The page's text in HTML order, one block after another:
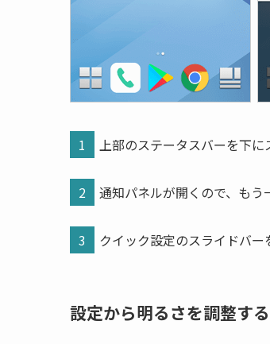
1 上部のステータスバーを下に
2 通知パネルが開くので、もう
3 クイック設定のスライドバー
設定から明るさを調整す